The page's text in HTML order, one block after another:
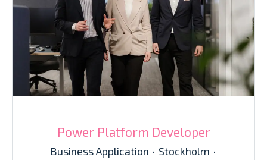
Power Platform Developer
Business Application · Stockholm ·